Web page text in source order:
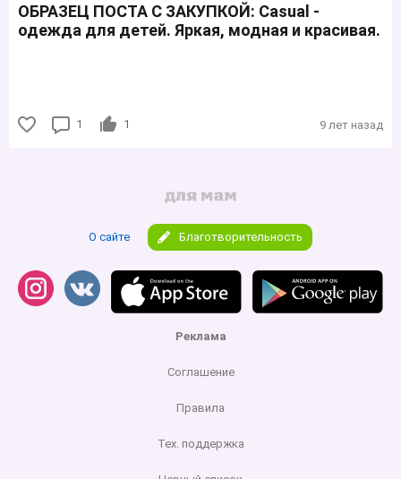
ОБРАЗЕЦ ПОСТА С ЗАКУПКОЙ: Саsuаl -
одежда для детей. Яркая, модная и красивая.
1 1 9 лет назад
О сайте Благотворительность
Реклама
Соглашение
Правила
Тех. поддержка